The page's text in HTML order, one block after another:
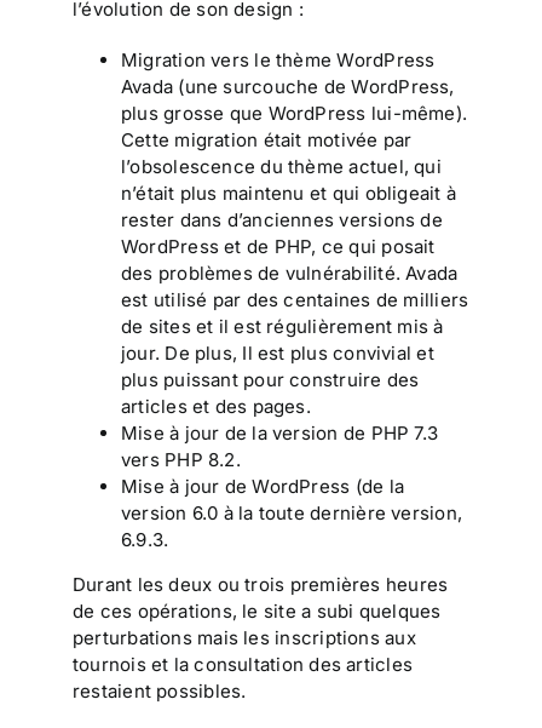
l’évolution de son design :
Migration vers le thème WordPress
Avada (une surcouche de WordPress,
plus grosse que WordPress lui-même).
Cette migration était motivée par
l’obsolescence du thème actuel, qui
n’était plus maintenu et qui obligeait à
rester dans d’anciennes versions de
WordPress et de PHP, ce qui posait
des problèmes de vulnérabilité. Avada
est utilisé par des centaines de milliers
de sites et il est régulièrement mis à
jour. De plus, Il est plus convivial et
plus puissant pour construire des
articles et des pages.
Mise à jour de la version de PHP 7.3
vers PHP 8.2.
Mise à jour de WordPress (de la
version 6.0 à la toute dernière version,
6.9.3.
Durant les deux ou trois premières heures
de ces opérations, le site a subi quelques
perturbations mais les inscriptions aux
tournois et la consultation des articles
restaient possibles.